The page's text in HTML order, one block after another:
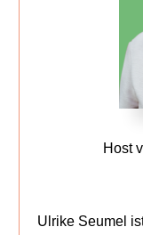
Host
Ulrike Seumel